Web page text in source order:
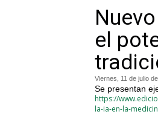
el
Viernes, 11 de julio
Se presentan
https://
la-ia-en-la-